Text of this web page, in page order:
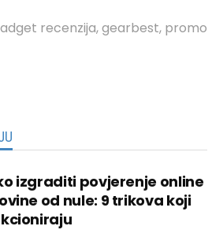
recenzija,gearbest, promo
izgraditi povjerenje online
od nule: 9 trikova koji